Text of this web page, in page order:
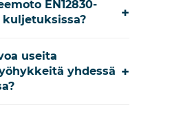
EN12830-
+
useita
yhdessä +